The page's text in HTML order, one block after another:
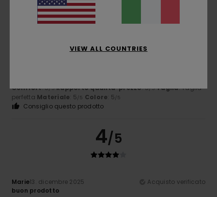
5
Comfort: 5/5 Rapporto qualità-prezzo: 5/5 Taglia: Taglia
perfetta Materiale: 5/5 Colore: 5/5
Consiglio questo prodotto
4/5
Marie13. dicembre 2025
Acquisto verificato
buon prodotto
VIEW ALL COUNTRIES